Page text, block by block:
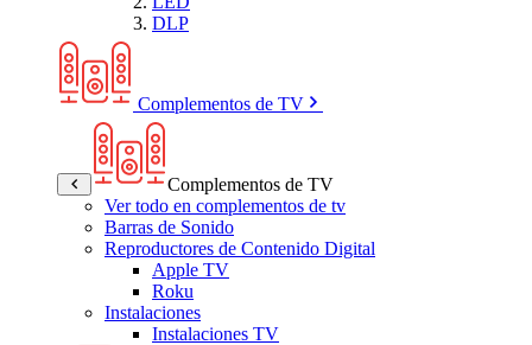
DLP
Complementos de TV
Complementos de TV
Ver todo en complementos de tv
Barras de Sonido
Reproductores de Contenido Digital
Apple TV
Roku
Instalaciones
Instalaciones TV